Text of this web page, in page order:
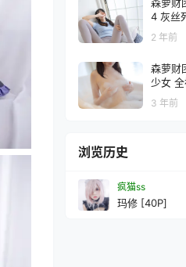
4 灰丝
2 年前
森萝财
少女
3 年前
浏览历史
疯猫ss
玛修 [40P]